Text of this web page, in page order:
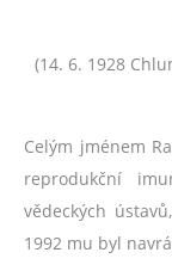
(14. 6. 1928
Celým jménem
reprodukční
vědeckých
1992 mu byl